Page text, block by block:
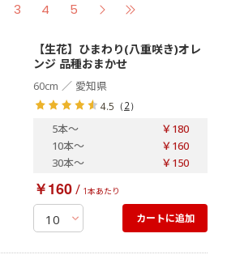
3 4 5
【生花】ひまわり(八重咲き)オレ
ンジ 品種おまかせ
60cm ／ 愛知県
4.5 （2）
5本～
￥180
10本～
￥160
30本～ ￥150
￥160/ 1本あたり
カートに追加